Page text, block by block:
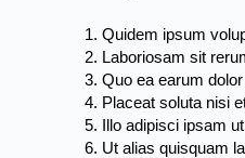
Quidem ipsum
Laboriosam sit
Quo ea earum
Placeat soluta nisi
Illo adipisci ipsam
Ut alias quisquam